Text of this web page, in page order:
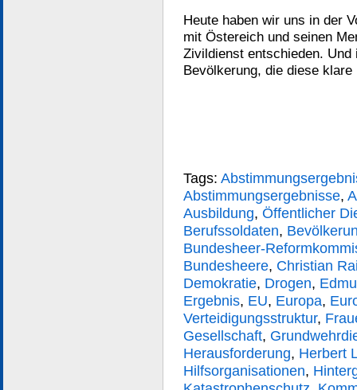
Heute haben wir uns in der
mit Östereich und seinen
Zivildienst entschieden.
Bevölkerung, die diese
Tags:
Abstimmungsergebnisse,
Ausbildung, Öffentlicher
Berufssoldaten,
Bundesheer-
Bundesheere, Christian
Demokratie, Drogen,
Ergebnis, EU, Europa,
Verteidigungsstruktur,
Gesellschaft,
Herausforderung, Herbert
Hilfsorganisationen,